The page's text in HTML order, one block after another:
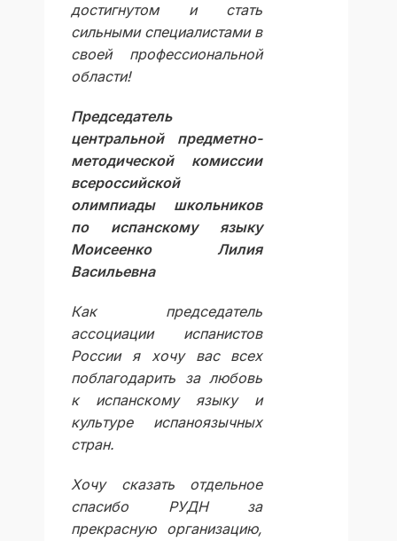
достигнутом и стать
сильными специалистами в
своей профессиональной
области!
Председатель
центральной предметно-
методической комиссии
всероссийской
олимпиады школьников
по испанскому языку
Моисеенко Лилия
Васильевна
Как председатель
ассоциации испанистов
России я хочу вас всех
поблагодарить за любовь
к испанскому языку и
культуре испаноязычных
стран.
Хочу сказать отдельное
спасибо РУДН за
прекрасную организацию,